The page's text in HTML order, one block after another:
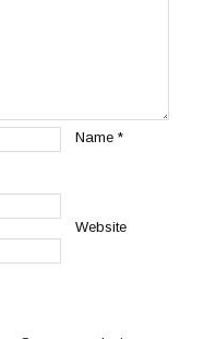
Name*
Website